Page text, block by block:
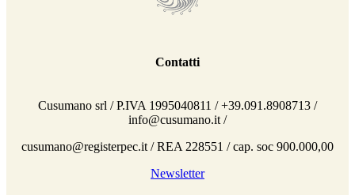
Contatti
Cusumano srl / P.IVA 1995040811 / +39.091.8908713 /
info@cusumano.it /
cusumano@registerpec.it / REA 228551 / cap. soc 900.000,00
Newsletter